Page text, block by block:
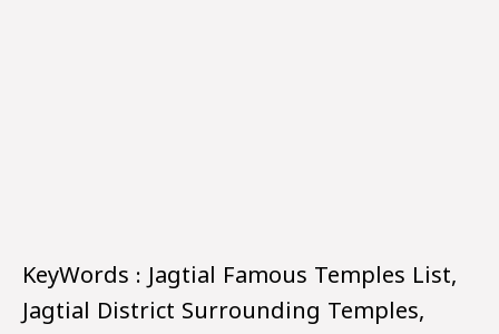
KeyWords : Jagtial Famous Temples List,
Jagtial District Surrounding Temples,